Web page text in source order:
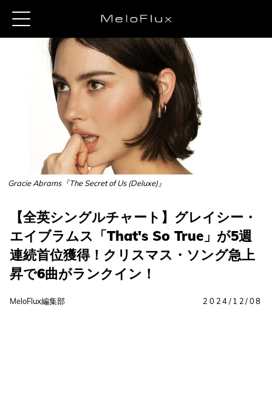
Gracie Abrams『The Secret of Us (Deluxe)』
【全英シングルチャート】グレイシー・
エイブラムス「That's So True」が5週
連続首位獲得！クリスマス・ソング急上
昇で6曲がランクイン！
MeloFlux編集部 2024/12/08